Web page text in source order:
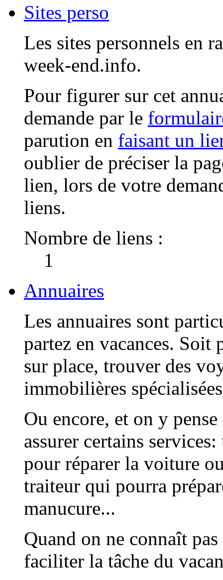
Sites perso
Les sites personnels en
week-end.info.
Pour figurer sur cet
demande par le
parution en faisant un
oublier de préciser la
lien, lors de votre
liens.
Nombre de liens :
1
Annuaires
Les annuaires sont
partez en vacances. Soit
sur place, trouver des
immobilières
Ou encore, et on y
assurer certains
pour réparer la voiture
traiteur qui pourra
manucure...
Quand on ne connaît
faciliter la tâche du